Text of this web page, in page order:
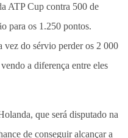
ATP Cup contra 500 de
para os 1.250 pontos.
vez do sérvio perder os 2 000
a diferença entre eles
que será disputado na
de conseguir alcançar a